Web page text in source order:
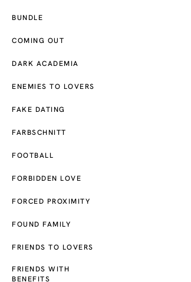
BUNDLE
COMING OUT
DARK ACADEMIA
ENEMIES TO LOVERS
FAKE DATING
FARBSCHNITT
FOOTBALL
FORBIDDEN LOVE
FORCED PROXIMITY
FOUND FAMILY
FRIENDS TO LOVERS
FRIENDS WITH
BENEFITS